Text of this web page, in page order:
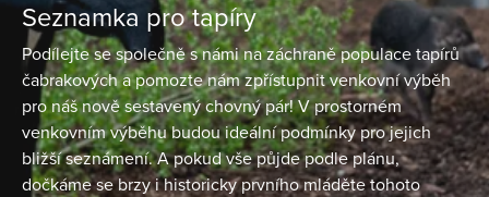
Seznamka pro tapíry
Podílejte se společně s námi na záchraně populace tapírů
čabrakových a pomozte nám zpřístupnit venkovní výběh
pro náš nově sestavený chovný pár! V prostorném
venkovním výběhu budou ideální podmínky pro jejich
bližší seznámení. A pokud vše půjde podle plánu,
dočkáme se brzy i historicky prvního mláděte tohoto